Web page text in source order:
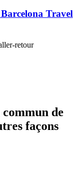
Travel
retour
de
façons